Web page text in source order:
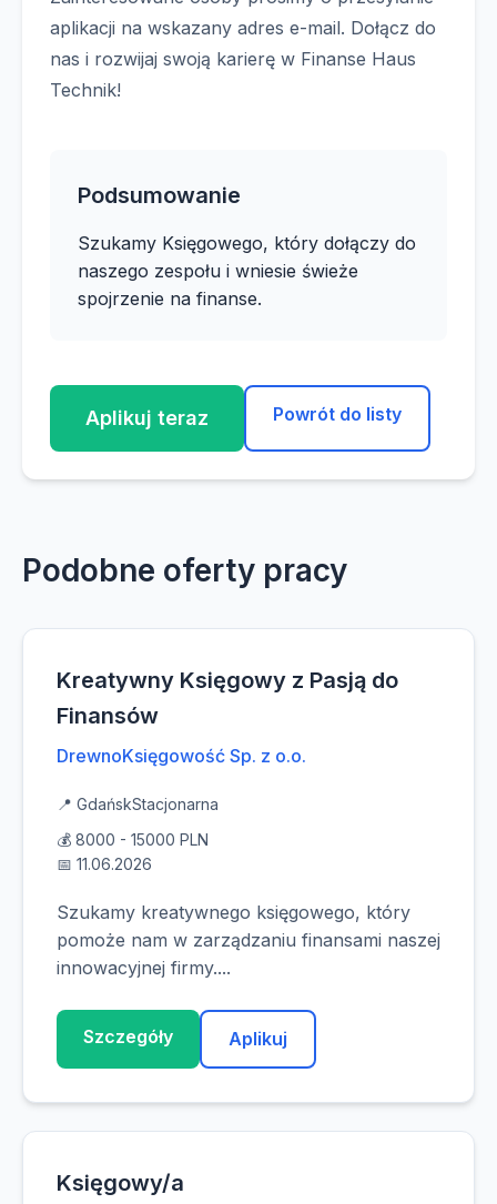
aplikacji na wskazany adres e-mail. Dołącz do
nas i rozwijaj swoją karierę w Finanse Haus
Technik!
Podsumowanie
Szukamy Księgowego, który dołączy do
naszego zespołu i wniesie świeże
spojrzenie na finanse.
Aplikuj teraz Powrót do listy
Podobne oferty pracy
Kreatywny Księgowy z Pasją do
Finansów
DrewnoKsięgowość Sp. z o.o.
📍 GdańskStacjonarna
💰 8000 - 15000 PLN
📅 11.06.2026
Szukamy kreatywnego księgowego, który
pomoże nam w zarządzaniu finansami naszej
innowacyjnej firmy....
Szczegóły Aplikuj
Księgowy/a